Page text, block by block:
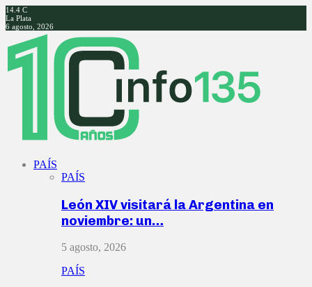
14.4 C
La Plata
6 agosto, 2026
Facebook
Twitter
Instagram
Youtube
PAÍS
PAÍS
León XIV visitará la Argentina en
noviembre: un…
5 agosto, 2026
PAÍS